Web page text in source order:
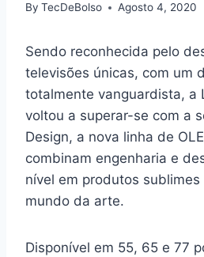
By TecDeBolso Agosto 4, 2020
Sendo reconhecida pelo
televisões únicas, com um
totalmente vanguardista, a
voltou a superar-se com a
Design, a nova linha de
combinam engenharia e
nível em produtos
mundo da arte.
Disponível em 55, 65 e 77